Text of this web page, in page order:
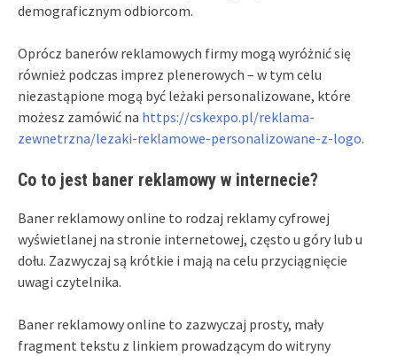
demograficznym odbiorcom.
Oprócz banerów reklamowych firmy mogą wyróżnić się
również podczas imprez plenerowych – w tym celu
niezastąpione mogą być leżaki personalizowane, które
możesz zamówić na https://cskexpo.pl/reklama-
zewnetrzna/lezaki-reklamowe-personalizowane-z-logo.
Co to jest baner reklamowy w internecie?
Baner reklamowy online to rodzaj reklamy cyfrowej
wyświetlanej na stronie internetowej, często u góry lub u
dołu. Zazwyczaj są krótkie i mają na celu przyciągnięcie
uwagi czytelnika.
Baner reklamowy online to zazwyczaj prosty, mały
fragment tekstu z linkiem prowadzącym do witryny